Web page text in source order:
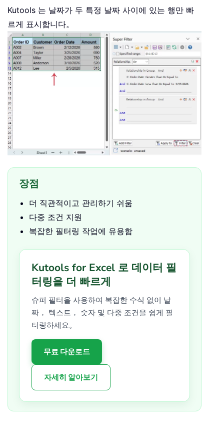
Kutools 는 날짜가 두 특정 날짜 사이에 있는 행만 빠
르게 표시합니다。
장점
더 직관적이고 관리하기 쉬움
다중 조건 지원
복잡한 필터링 작업에 유용함
Kutools for Excel 로 데이터 필
터링을 더 빠르게
슈퍼 필터을 사용하여 복잡한 수식 없이 날
짜， 텍스트， 숫자 및 다중 조건을 쉽게 필
터링하세요。
무료 다운로드
자세히 알아보기